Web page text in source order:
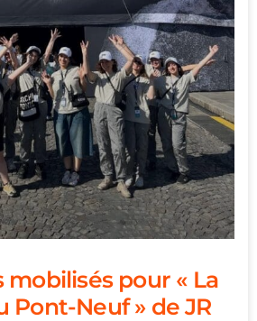
mobilisés pour « La
Pont-Neuf » de JR